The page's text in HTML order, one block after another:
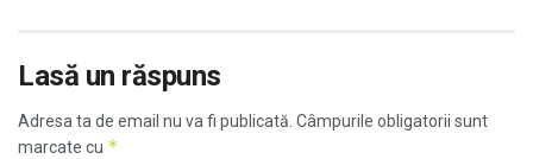
Lasă un răspuns
Adresa ta de email nu va fi publicată. Câmpurile obligatorii sunt
marcate cu *